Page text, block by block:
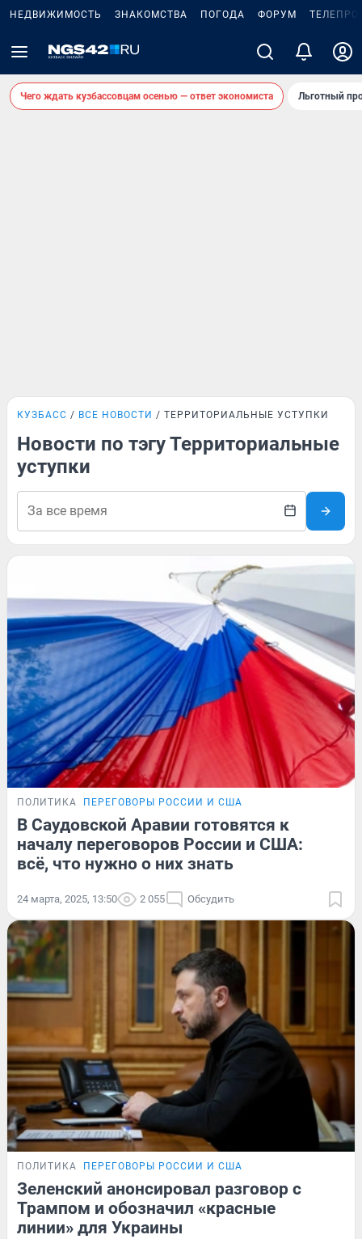
НЕДВИЖИМОСТЬ ЗНАКОМСТВА ПОГОДА ФОРУМ
Чего ждать кузбассовцам осенью — ответ экономиста Льготный
КУЗБАСС ВСЕ НОВОСТИ ТЕРРИТОРИАЛЬНЫЕ УСТУПКИ
Новости по тэгу Территориальные
уступки
ПОЛИТИКА ПЕРЕГОВОРЫ РОССИИ И США
В Саудовской Аравии готовятся к
началу переговоров России и США:
всё, что нужно о них знать
24 марта, 2025, 13:50 2 055 Обсудить
ПОЛИТИКА ПЕРЕГОВОРЫ РОССИИ И США
Зеленский анонсировал разговор с
Трампом и обозначил «красные
линии» для Украины